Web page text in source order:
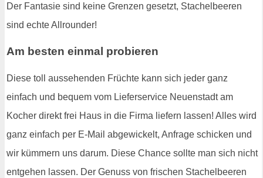
Der Fantasie sind keine Grenzen gesetzt, Stachelbeeren
sind echte Allrounder!
Am besten einmal probieren
Diese toll aussehenden Früchte kann sich jeder ganz
einfach und bequem vom Lieferservice Neuenstadt am
Kocher direkt frei Haus in die Firma liefern lassen! Alles wird
ganz einfach per E-Mail abgewickelt, Anfrage schicken und
wir kümmern uns darum. Diese Chance sollte man sich nicht
entgehen lassen. Der Genuss von frischen Stachelbeeren